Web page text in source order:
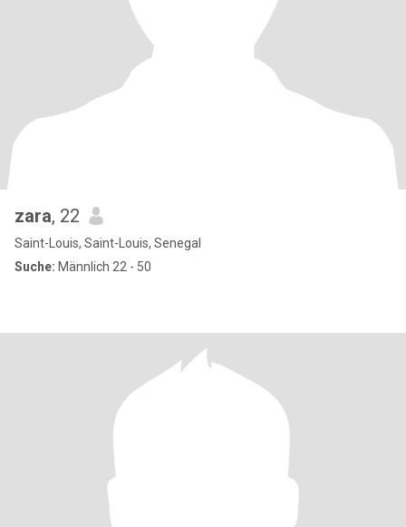
zara, 22
Saint-Louis, Saint-Louis, Senegal
Suche: Männlich 22 - 50